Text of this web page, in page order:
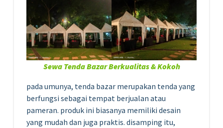
Sewa Tenda Bazar Berkualitas & Kokoh
pada umunya, tenda bazar merupakan tenda yang
berfungsi sebagai tempat berjualan atau
pameran. produk ini biasanya memiliki desain
yang mudah dan juga praktis. disamping itu,